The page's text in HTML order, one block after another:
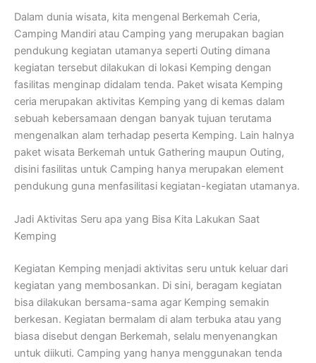
Dalam dunia wisata, kita mengenal Berkemah Ceria,
Camping Mandiri atau Camping yang merupakan bagian
pendukung kegiatan utamanya seperti Outing dimana
kegiatan tersebut dilakukan di lokasi Kemping dengan
fasilitas menginap didalam tenda. Paket wisata Kemping
ceria merupakan aktivitas Kemping yang di kemas dalam
sebuah kebersamaan dengan banyak tujuan terutama
mengenalkan alam terhadap peserta Kemping. Lain halnya
paket wisata Berkemah untuk Gathering maupun Outing,
disini fasilitas untuk Camping hanya merupakan element
pendukung guna menfasilitasi kegiatan-kegiatan utamanya.
Jadi Aktivitas Seru apa yang Bisa Kita Lakukan Saat
Kemping
Kegiatan Kemping menjadi aktivitas seru untuk keluar dari
kegiatan yang membosankan. Di sini, beragam kegiatan
bisa dilakukan bersama-sama agar Kemping semakin
berkesan. Kegiatan bermalam di alam terbuka atau yang
biasa disebut dengan Berkemah, selalu menyenangkan
untuk diikuti. Camping yang hanya menggunakan tenda